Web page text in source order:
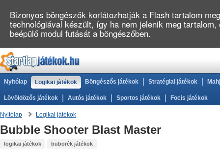
Nyitólap Logikai játékok Böngészős játékok Stratégiai játékok
Lövöldözős játékok Autós játékok Sportos játékok Focis játékok
Nyitólap Logikai játékok
Bubble Shooter Blast Master
logikai játékok buborék játékok
Bizonyos böngészők korlátozhatják a Flash tartalom
technológiával készült, így ha nem jelenik meg
beépülő modul futását a böngészőben.